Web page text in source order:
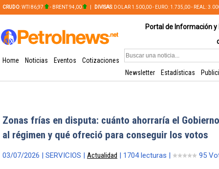
CRUDO: WTI 86,97 - BRENT 94,00 DIVISAS: DOLAR 1.500,00 - EURO: 1.735,00 - REAL:
Portal de Información
Home Noticias Eventos
Cotizaciones
Newsletter
Estadísticas
Zonas frías en disputa: cuánto ahorraría el
al régimen y qué ofreció para conseguir los votos
03/07/2026 | SERVICIOS | Actualidad | 1704 lecturas | 95